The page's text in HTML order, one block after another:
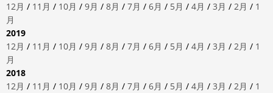
12月 / 11月 / 10月 / 9月 / 8月 / 7月 / 6月 / 5月 / 4月 / 3月 / 2月 / 1
月
2019
12月 / 11月 / 10月 / 9月 / 8月 / 7月 / 6月 / 5月 / 4月 / 3月 / 2月 / 1
月
2018
12月 / 11月 / 10月 / 9月 / 8月 / 7月 / 6月 / 5月 / 4月 / 3月 / 2月 / 1